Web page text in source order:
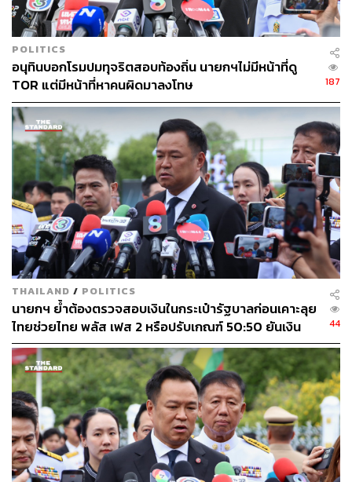
POLITICS
อนุทินบอกโรมปมทุจริตสอบท้องถิ่น นายกฯไม่มีหน้าที่ดู
TOR แต่มีหน้าที่หาคนผิดมาลงโทษ
187
THAILAND / POLITICS
นายกฯ ย้ำต้องตรวจสอบเงินในกระเป๋ารัฐบาลก่อนเคาะลุย
ไทยช่วยไทย พลัส เฟส 2 หรือปรับเกณฑ์ 50:50 ยันเงิน
คงคลังรัฐบาลแข็งแรง
44